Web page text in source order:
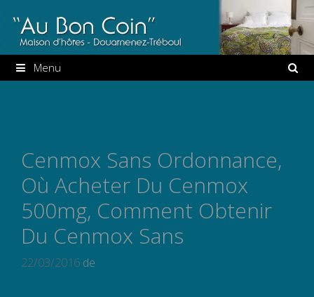
au
contenu
Menu
Cenmox Sans Ordonnance,
Où Acheter Du Cenmox
500mg, Comment Obtenir
Du Cenmox Sans
22/03/2016 de